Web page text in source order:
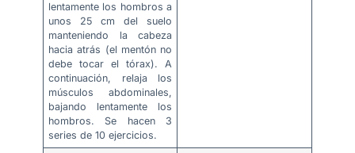
lentamente los hombros a
unos 25 cm del suelo
manteniendo la cabeza
hacia atrás (el mentón no
debe tocar el tórax). A
continuación, relaja los
músculos abdominales,
bajando lentamente los
hombros. Se hacen 3
series de 10 ejercicios.